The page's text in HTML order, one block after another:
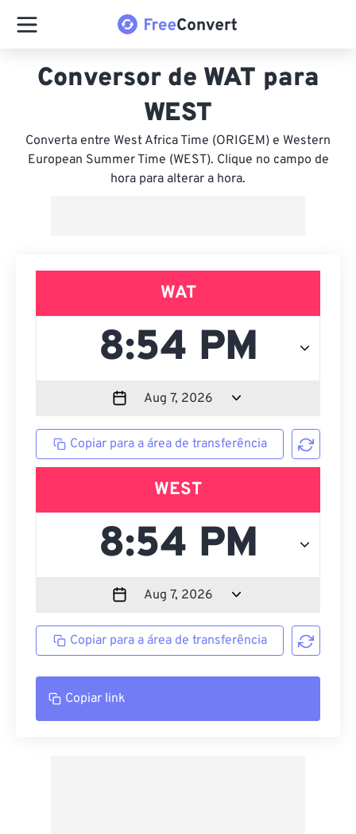
Conversor de WAT para
WEST
Converta entre West Africa Time (ORIGEM) e Western
European Summer Time (WEST). Clique no campo de
hora para alterar a hora.
WAT
Copiar para a área de transferência
WEST
Copiar para a área de transferência
Copiar link